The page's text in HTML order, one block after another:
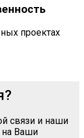
проектах
связи и наши
на Ваши